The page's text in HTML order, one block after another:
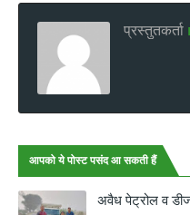
प्रस्तुतकर्ता
आपको ये पोस्ट पसंद आ सकती हैं
अवैध पेट्रोल व